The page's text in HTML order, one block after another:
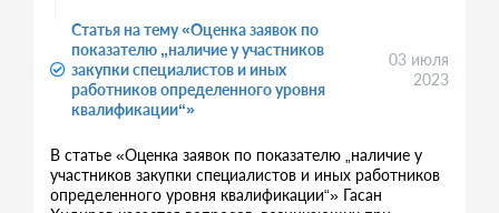
Статья на тему «Оценка заявок по
показателю „наличие у участников
закупки специалистов и иных
работников определенного уровня
квалификации“»
03 июля
2023
В статье «Оценка заявок по показателю „наличие у
участников закупки специалистов и иных работников
определенного уровня квалификации“» Гасан